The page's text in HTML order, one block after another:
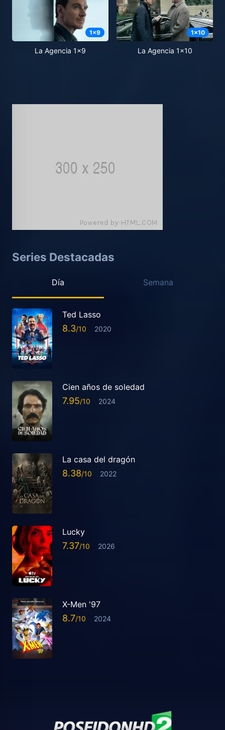
1x9
La Agencia 1x9
1x10
La Agencia 1x10
Series Destacadas
Día Semana
Ted Lasso
8.3 2020
Cien años de soledad
7.95 2024
La casa del dragón
8.38 2022
Lucky
7.37 2026
X-Men '97
8.7 2024